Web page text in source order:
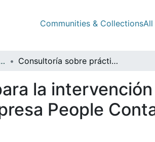
Communities & CollectionsAll
en las Organizaciones Consultoría sobre prácticas innovadoras para la intervención de la salud mental en los trabajadores de la empresa People Contact en la ciudad de Manizales
la
People